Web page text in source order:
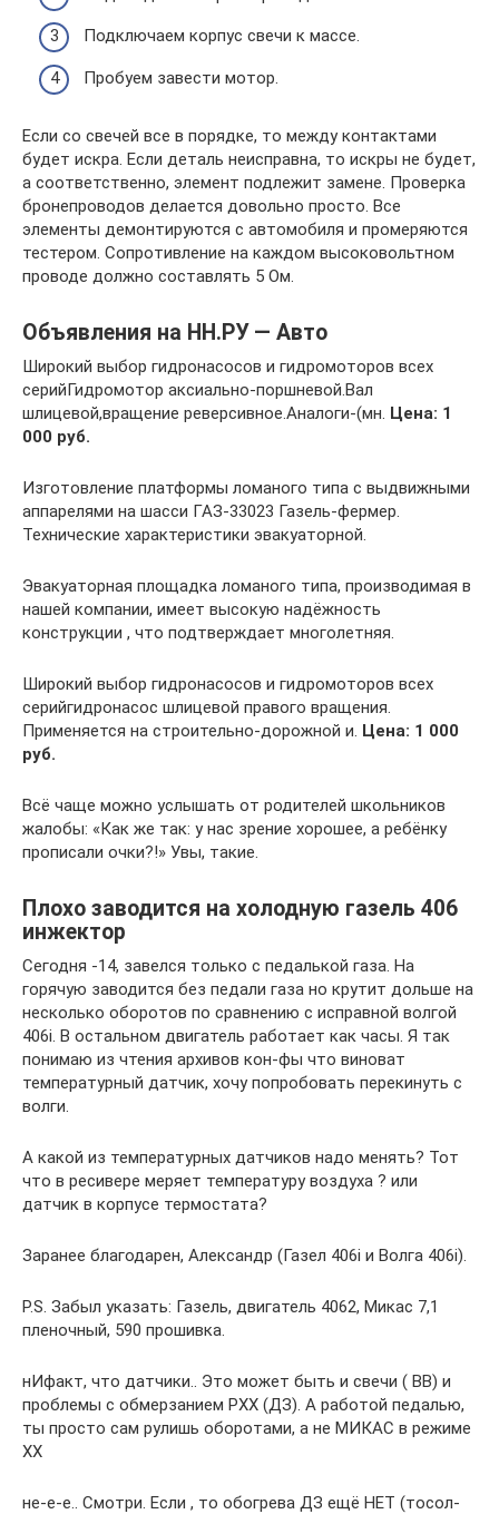
Подключаем корпус свечи к массе.
Пробуем завести мотор.
Если со свечей все в порядке, то между контактами
будет искра. Если деталь неисправна, то искры не будет,
а соответственно, элемент подлежит замене. Проверка
бронепроводов делается довольно просто. Все
элементы демонтируются с автомобиля и промеряются
тестером. Сопротивление на каждом высоковольтном
проводе должно составлять 5 Ом.
Объявления на НН.РУ — Авто
Широкий выбор гидронасосов и гидромоторов всех
серийГидромотор аксиально-поршневой.Вал
шлицевой,вращение реверсивное.Аналоги-(мн. Цена: 1
000 руб.
Изготовление платформы ломаного типа с выдвижными
аппарелями на шасси ГАЗ-33023 Газель-фермер.
Технические характеристики эвакуаторной.
Эвакуаторная площадка ломаного типа, производимая в
нашей компании, имеет высокую надёжность
конструкции , что подтверждает многолетняя.
Широкий выбор гидронасосов и гидромоторов всех
серийгидронасос шлицевой правого вращения.
Применяется на строительно-дорожной и. Цена: 1 000
руб.
Всё чаще можно услышать от родителей школьников
жалобы: «Как же так: у нас зрение хорошее, а ребёнку
прописали очки?!» Увы, такие.
Плохо заводится на холодную газель 406
инжектор
Сегодня -14, завелся только с педалькой газа. На
горячую заводится без педали газа но крутит дольше на
несколько оборотов по сравнению с исправной волгой
406i. В остальном двигатель работает как часы. Я так
понимаю из чтения архивов кон-фы что виноват
температурный датчик, хочу попробовать перекинуть с
волги.
А какой из температурных датчиков надо менять? Тот
что в ресивере меряет температуру воздуха ? или
датчик в корпусе термостата?
Заранее благодарен, Александр (Газел 406i и Волга 406i).
P.S. Забыл указать: Газель, двигатель 4062, Микас 7,1
пленочный, 590 прошивка.
нИфакт, что датчики.. Это может быть и свечи ( ВВ) и
проблемы с обмерзанием РХХ (ДЗ). А работой педалью,
ты просто сам рулишь оборотами, а не МИКАС в режиме
ХХ
не-е-е.. Смотри. Если , то обогрева ДЗ ещё НЕТ (тосол-